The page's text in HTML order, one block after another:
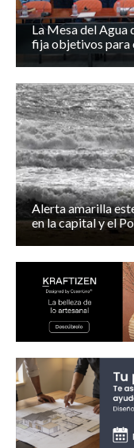
La Mesa del Agua
fija objetivos para
Alerta amarilla
en la capital y el